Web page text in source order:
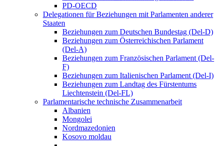
PD-OECD
Delegationen für Beziehungen mit Parlamenten anderer
Staaten
Beziehungen zum Deutschen Bundestag (Del-D)
Beziehungen zum Österreichischen Parlament
(Del-A)
Beziehungen zum Französischen Parlament (Del-
F)
Beziehungen zum Italienischen Parlament (Del-I)
Beziehungen zum Landtag des Fürstentums
Liechtenstein (Del-FL)
Parlamentarische technische Zusammenarbeit
Albanien
Mongolei
Nordmazedonien
Kosovo moldau